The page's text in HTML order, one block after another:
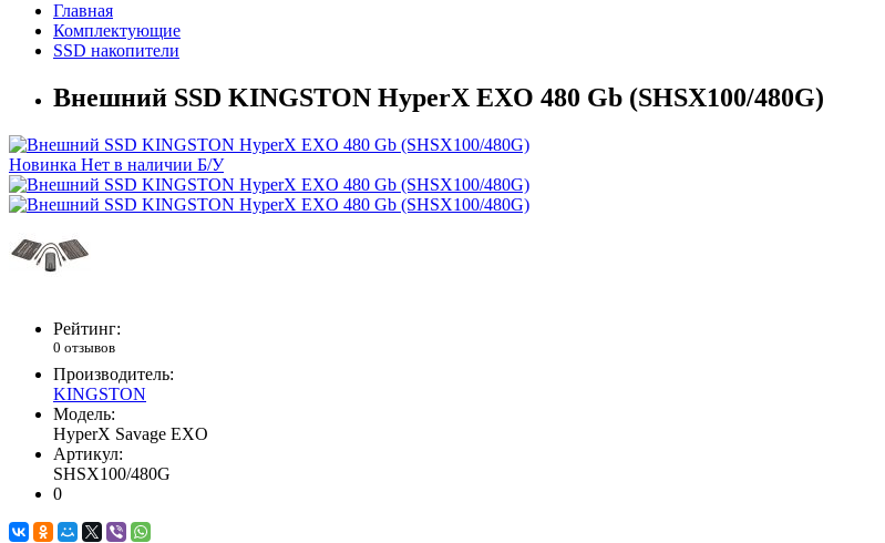
Главная
Комплектующие
SSD накопители
Внешний SSD KINGSTON HyperX EXO 480 Gb (SHSX100/480G)
Новинка Нет в наличии Б/У
Рейтинг:
0 отзывов
Производитель:
KINGSTON
Модель:
HyperX Savage EXO
Артикул:
SHSX100/480G
0